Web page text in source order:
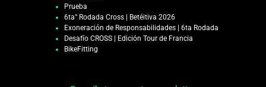
Prueba
6ta° Rodada Cross | Betéitiva 2026
Exoneración de Responsabilidades | 6ta Rodada
Desafío CROSS | Edición Tour de Francia
BikeFitting